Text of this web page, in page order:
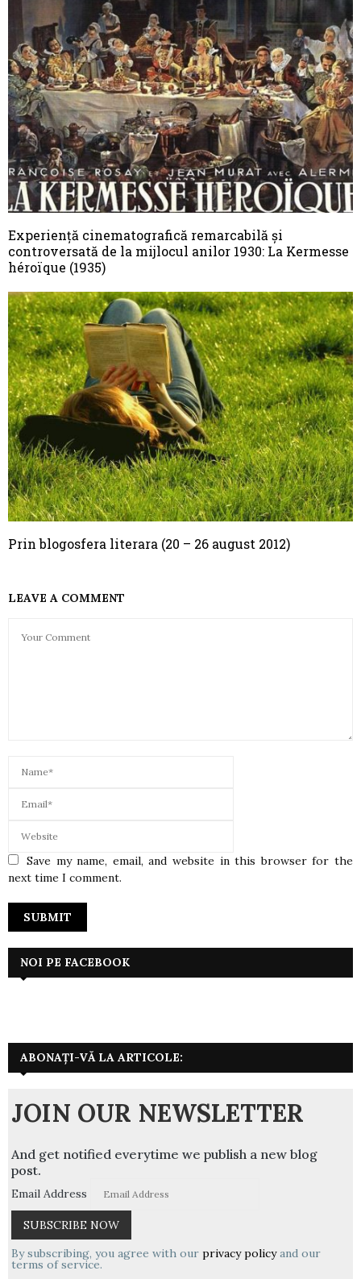
Experiență cinematografică remarcabilă și
controversată de la mijlocul anilor 1930: La Kermesse
héroïque (1935)
Prin blogosfera literara (20 – 26 august 2012)
LEAVE A COMMENT
Save my name, email, and website in this browser for the
next time I comment.
NOI PE FACEBOOK
ABONAȚI-VĂ LA ARTICOLE:
JOIN OUR NEWSLETTER
And get notified everytime we publish a new blog
post.
Email Address
By subscribing, you agree with our privacy policyand our
terms of service.